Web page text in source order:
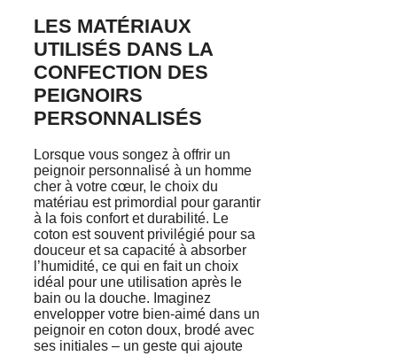
LES MATÉRIAUX
UTILISÉS DANS LA
CONFECTION DES
PEIGNOIRS
PERSONNALISÉS
Lorsque vous songez à offrir un
peignoir personnalisé à un homme
cher à votre cœur, le choix du
matériau est primordial pour garantir
à la fois confort et durabilité. Le
coton est souvent privilégié pour sa
douceur et sa capacité à absorber
l’humidité, ce qui en fait un choix
idéal pour une utilisation après le
bain ou la douche. Imaginez
envelopper votre bien-aimé dans un
peignoir en coton doux, brodé avec
ses initiales – un geste qui ajoute